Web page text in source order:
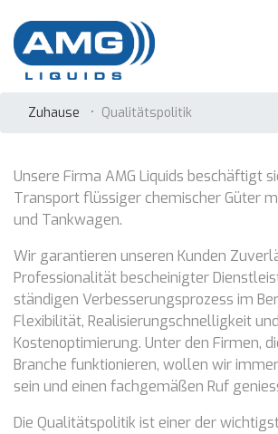
Zuhause • Qualitätspolitik
Unsere Firma AMG Liquids beschäftigt
Transport flüssiger chemischer Güter
und Tankwagen.
Wir garantieren unseren Kunden
Professionalität bescheinigter
ständigen Verbesserungsprozess im
Flexibilität, Realisierungschnelligkeit und
Kostenoptimierung. Unter den Firmen,
Branche funktionieren, wollen wir
sein und einen fachgemäßen Ruf
Die Qualitätspolitik ist einer der